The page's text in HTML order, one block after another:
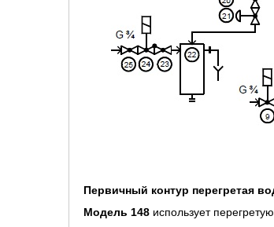
Первичный контур перегретая
Модель 148 использует